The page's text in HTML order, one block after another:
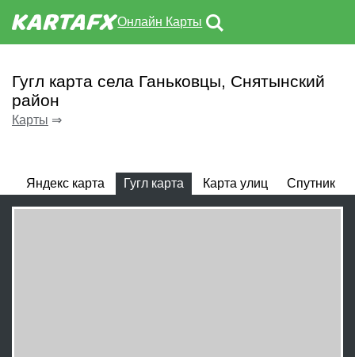
Онлайн Карты
Гугл карта села Ганьковцы, Снятынский
район
Карты ⇒
Яндекс карта Гугл карта Карта улиц Спутник